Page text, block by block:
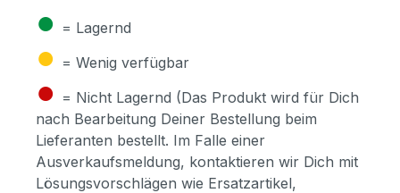
● = Lagernd
● = Wenig verfügbar
● = Nicht Lagernd (Das Produkt wird für Dich
nach Bearbeitung Deiner Bestellung beim
Lieferanten bestellt. Im Falle einer
Ausverkaufsmeldung, kontaktieren wir Dich mit
Lösungsvorschlägen wie Ersatzartikel,